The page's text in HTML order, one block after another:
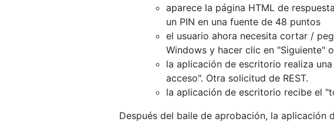
aparece la página HTML de
un PIN en una fuente de 48 puntos
el usuario ahora necesita cortar /
Windows y hacer clic en "Siguiente"
la aplicación de escritorio realiza
acceso". Otra solicitud de REST.
la aplicación de escritorio recibe el
Después del baile de aprobación, la